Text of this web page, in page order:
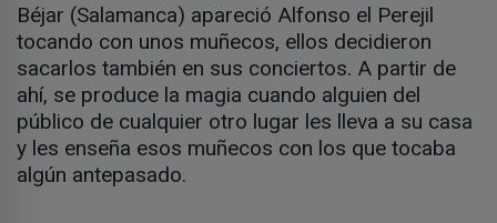
Béjar (Salamanca) apareció Alfonso el Perejil
tocando con unos muñecos, ellos decidieron
sacarlos también en sus conciertos. A partir de
ahí, se produce la magia cuando alguien del
público de cualquier otro lugar les lleva a su casa
y les enseña esos muñecos con los que tocaba
algún antepasado.